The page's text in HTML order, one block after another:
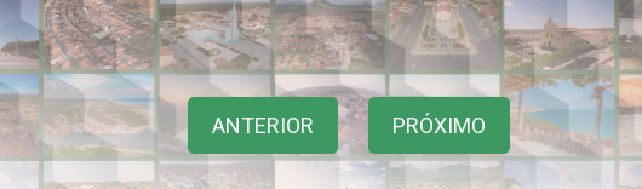
ANTERIOR PRÓXIMO